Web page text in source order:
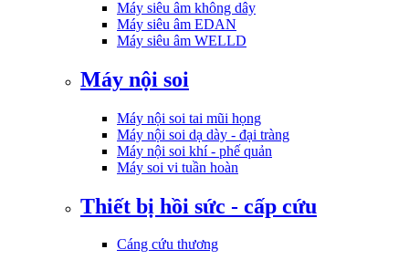
Máy siêu âm không dây
Máy siêu âm EDAN
Máy siêu âm WELLD
Máy nội soi
Máy nội soi tai mũi họng
Máy nội soi dạ dày - đại tràng
Máy nội soi khí - phế quản
Máy soi vi tuần hoàn
Thiết bị hồi sức - cấp cứu
Cáng cứu thương